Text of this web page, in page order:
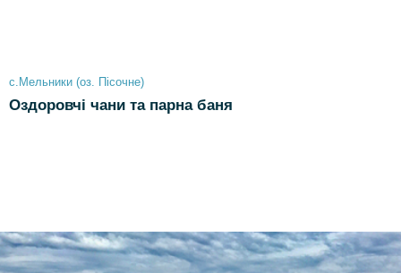
с.Мельники (оз. Пісочне)
Оздоровчі чани та парна баня